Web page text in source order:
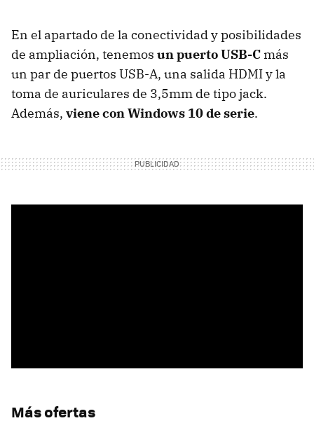
En el apartado de la conectividad y posibilidades
de ampliación, tenemos un puerto USB-C más
un par de puertos USB-A, una salida HDMI y la
toma de auriculares de 3,5mm de tipo jack.
Además, viene con Windows 10 de serie.
Más ofertas